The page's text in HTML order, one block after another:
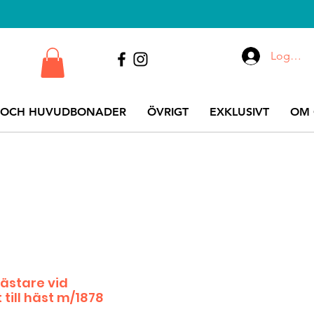
HUVUDBONADER ÖVRIGT EXKLUSIVT OM
Logga
vid
häst m/1878